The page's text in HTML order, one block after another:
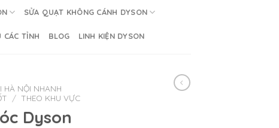
SỬA QUẠT KHÔNG CÁNH DYSON
CÁC TỈNH BLOG LINH KIỆN DYSON
HÀ NỘI NHANH
/ THEO KHU VỰC
Dyson